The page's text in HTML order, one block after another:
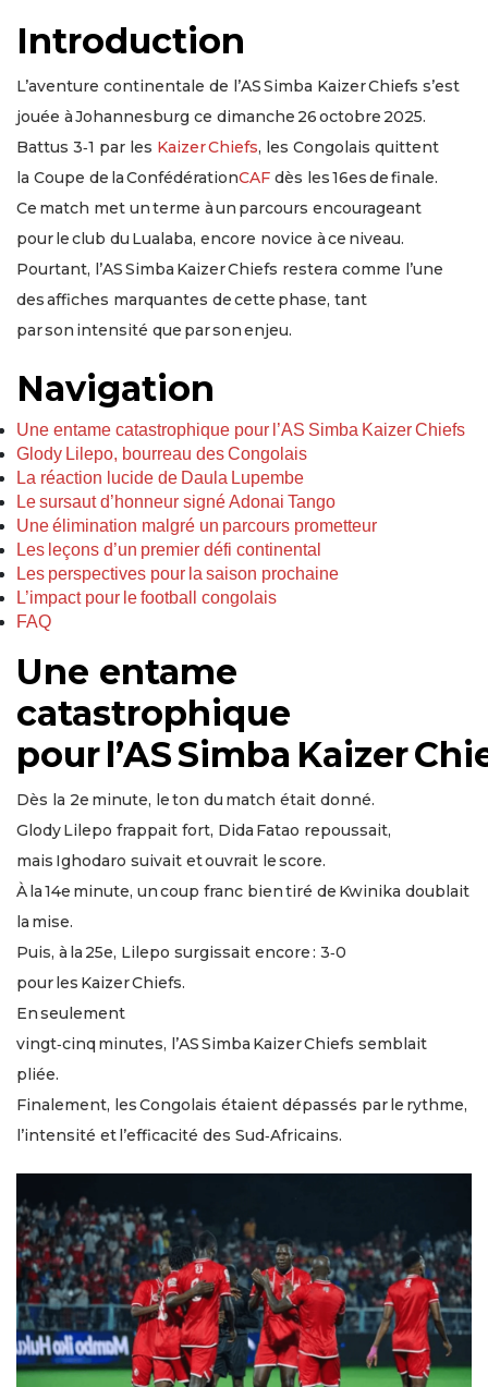
Introduction
L’aventure continentale de l’AS Simba Kaizer Chiefs s’est
jouée à Johannesburg ce dimanche 26 octobre 2025.
Battus 3‑1 par les Kaizer Chiefs, les Congolais quittent
la Coupe de la ConfédérationCAF dès les 16es de finale.
Ce match met un terme à un parcours encourageant
pour le club du Lualaba, encore novice à ce niveau.
Pourtant, l’AS Simba Kaizer Chiefs restera comme l’une
des affiches marquantes de cette phase, tant
par son intensité que par son enjeu.
Navigation
Une entame catastrophique pour l’AS Simba Kaizer Chiefs
Glody Lilepo, bourreau des Congolais
La réaction lucide de Daula Lupembe
Le sursaut d’honneur signé Adonai Tango
Une élimination malgré un parcours prometteur
Les leçons d’un premier défi continental
Les perspectives pour la saison prochaine
L’impact pour le football congolais
FAQ
Une entame
catastrophique
pour l’AS Simba Kaizer
Dès la 2e minute, le ton du match était donné.
Glody Lilepo frappait fort, Dida Fatao repoussait,
mais Ighodaro suivait et ouvrait le score.
À la 14e minute, un coup franc bien tiré de Kwinika doublait
la mise.
Puis, à la 25e, Lilepo surgissait encore : 3‑0
pour les Kaizer Chiefs.
En seulement
vingt‑cinq minutes, l’AS Simba Kaizer Chiefs semblait
pliée.
Finalement, les Congolais étaient dépassés par le rythme,
l’intensité et l’efficacité des Sud‑Africains.